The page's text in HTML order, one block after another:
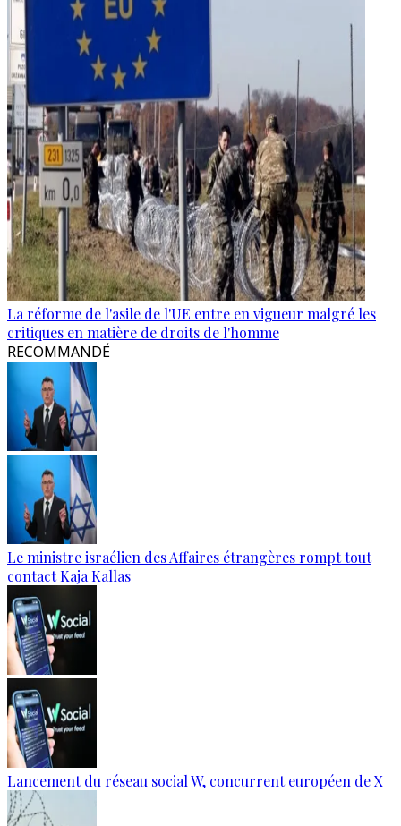
La réforme de l'asile de l'UE entre en vigueur malgré les
critiques en matière de droits de l'homme
RECOMMANDÉ
Le ministre israélien des Affaires étrangères rompt tout
contact Kaja Kallas
Lancement du réseau social W, concurrent européen de X